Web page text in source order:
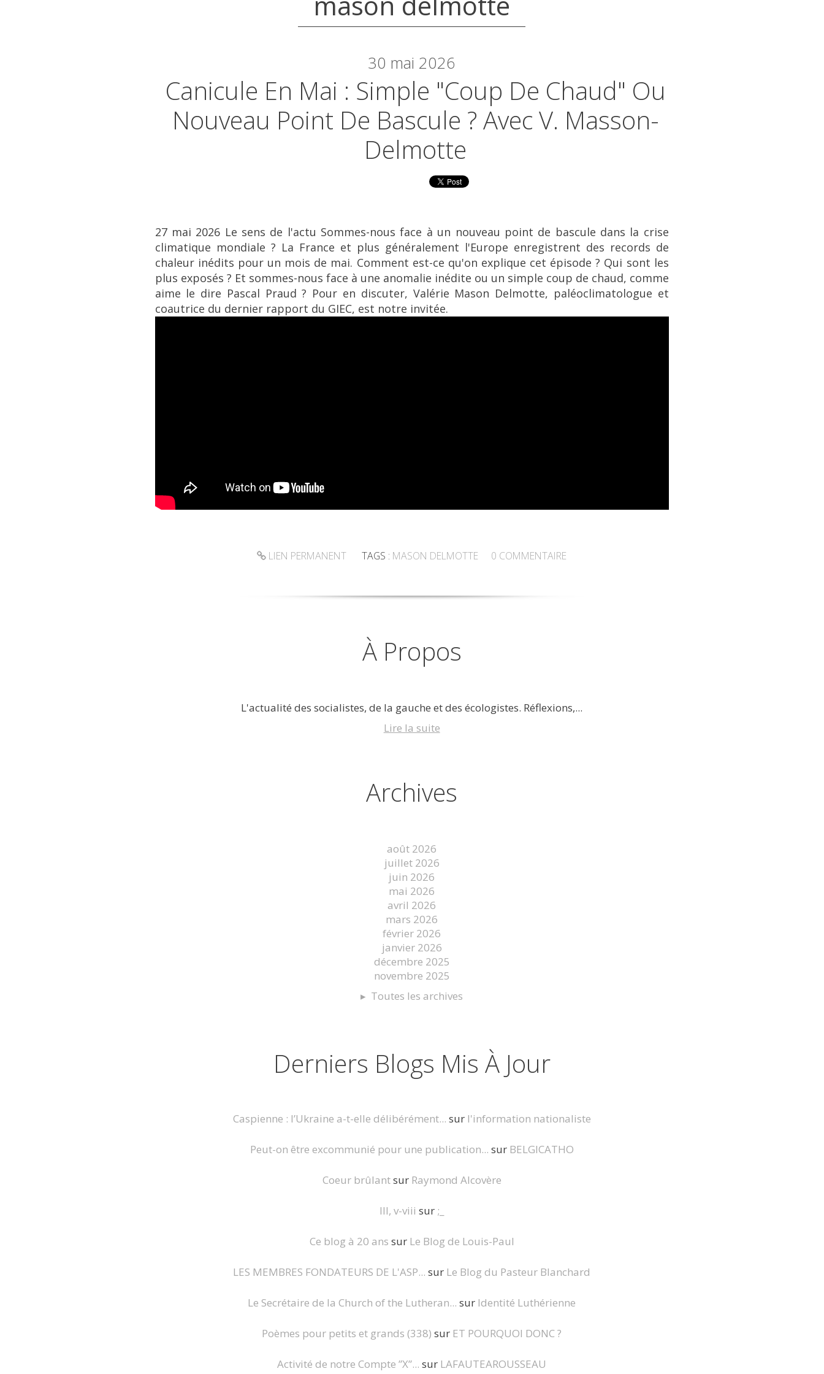
30 mai 2026
Canicule En Mai : Simple "coup De Chaud" Ou
Nouveau Point De Bascule ? Avec V. Masson-
Delmotte
27 mai 2026 Le sens de l'actu Sommes-nous face à un nouveau point de bascule dans la crise
climatique mondiale ? La France et plus généralement l'Europe enregistrent des records de
chaleur inédits pour un mois de mai. Comment est-ce qu'on explique cet épisode ? Qui sont les
plus exposés ? Et sommes-nous face à une anomalie inédite ou un simple coup de chaud, comme
aime le dire Pascal Praud ? Pour en discuter, Valérie Mason Delmotte, paléoclimatologue et
coautrice du dernier rapport du GIEC, est notre invitée.
LIEN PERMANENT TAGS : MASON DELMOTTE 0 COMMENTAIRE
À Propos
L'actualité des socialistes, de la gauche et des écologistes. Réflexions,...
Lire la suite
Archives
août 2026
juillet 2026
juin 2026
mai 2026
avril 2026
mars 2026
février 2026
janvier 2026
décembre 2025
novembre 2025
Toutes les archives
Derniers Blogs Mis À Jour
Caspienne : l’Ukraine a-t-elle délibérément... sur l'information nationaliste
Peut-on être excommunié pour une publication... sur BELGICATHO
Coeur brûlantsur Raymond Alcovère
III, v-viii sur ;_
Ce blog à 20 ans sur Le Blog de Louis-Paul
LES MEMBRES FONDATEURS DE L'ASP... sur Le Blog du Pasteur Blanchard
Le Secrétaire de la Church of the Lutheran... sur Identité Luthérienne
Poèmes pour petits et grands (338) sur ET POURQUOI DONC ?
Activité de notre Compte ”X”... sur LAFAUTEAROUSSEAU